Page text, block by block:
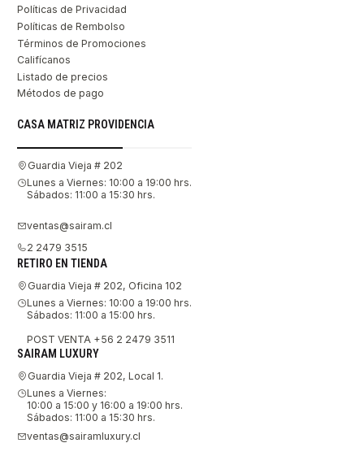
Políticas de Privacidad
Políticas de Rembolso
Términos de Promociones
Califícanos
Listado de precios
Métodos de pago
CASA MATRIZ PROVIDENCIA
Guardia Vieja # 202
Lunes a Viernes: 10:00 a 19:00 hrs.
Sábados: 11:00 a 15:30 hrs.
ventas@sairam.cl
2 2479 3515
RETIRO EN TIENDA
Guardia Vieja # 202, Oficina 102
Lunes a Viernes: 10:00 a 19:00 hrs.
Sábados: 11:00 a 15:00 hrs.
POST VENTA +56 2 2479 3511
SAIRAM LUXURY
Guardia Vieja # 202, Local 1.
Lunes a Viernes:
10:00 a 15:00 y 16:00 a 19:00 hrs.
Sábados: 11:00 a 15:30 hrs.
ventas@sairamluxury.cl